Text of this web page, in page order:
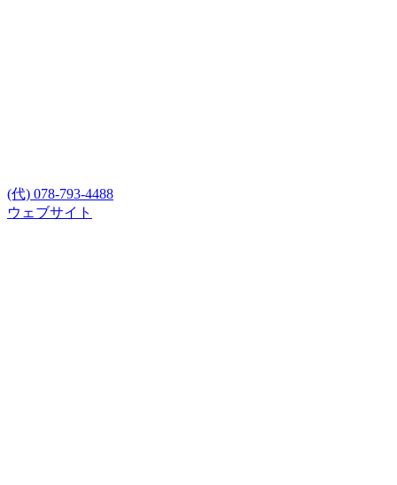
(代) 078-793-4488
ウェブサイト